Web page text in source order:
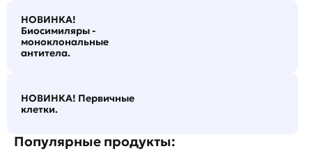
НОВИНКА!
Биосимиляры -
моноклональные
антитела.
НОВИНКА! Первичные
клетки.
Популярные продукты: